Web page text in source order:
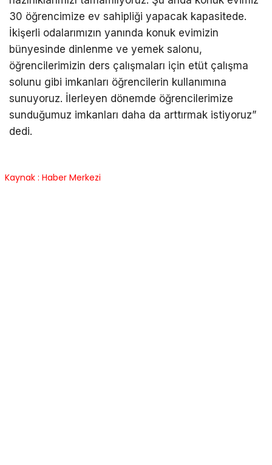
30 öğrencimize ev sahipliği yapacak kapasitede.
İkişerli odalarımızın yanında konuk evimizin
bünyesinde dinlenme ve yemek salonu,
öğrencilerimizin ders çalışmaları için etüt çalışma
solunu gibi imkanları öğrencilerin kullanımına
sunuyoruz. İlerleyen dönemde öğrencilerimize
sunduğumuz imkanları daha da arttırmak istiyoruz”
dedi.
Kaynak : Haber Merkezi